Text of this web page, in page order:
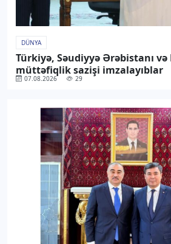
DÜNYA
Türkiyə, Səudiyyə Ərəbistanı
müttəfiqlik sazişi imzalayıblar
07.08.2026 29